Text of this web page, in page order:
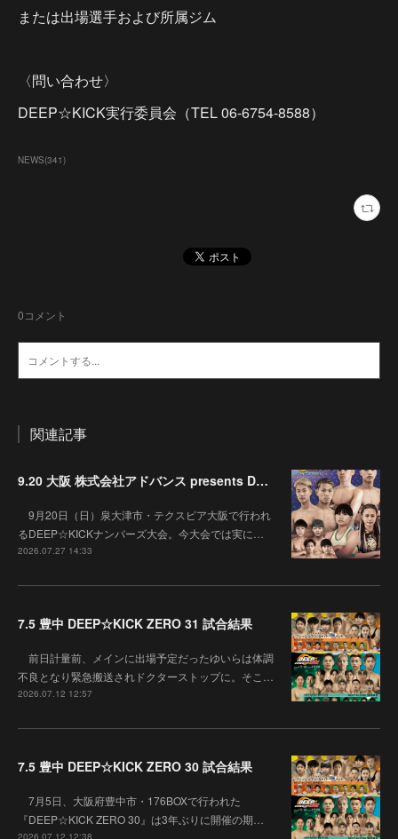
または出場選手および所属ジム
〈問い合わせ〉
DEEP☆KICK実行委員会（TEL 06-6754-8588）
NEWS(341)
0コメント
関連記事
9.20 大阪 株式会社アドバンス presents DEEP☆KICK 79･80 7月の準決勝を勝ち抜いた6名による-53kg･-65kg･QUEEN-46kgと3つの王座決定戦の開催が決定！
9月20日（日）泉大津市・テクスピア大阪で行われ
るDEEP☆KICKナンバーズ大会。今大会では実に…
2026.07.27 14:33
7.5 豊中 DEEP☆KICK ZERO 31 試合結果
前日計量前、メインに出場予定だったゆいらは体調
不良となり緊急搬送されドクターストップに。そこ…
2026.07.12 12:57
7.5 豊中 DEEP☆KICK ZERO 30 試合結果
7月5日、大阪府豊中市・176BOXで行われた
『DEEP☆KICK ZERO 30』は3年ぶりに開催の期…
2026.07.12 12:38